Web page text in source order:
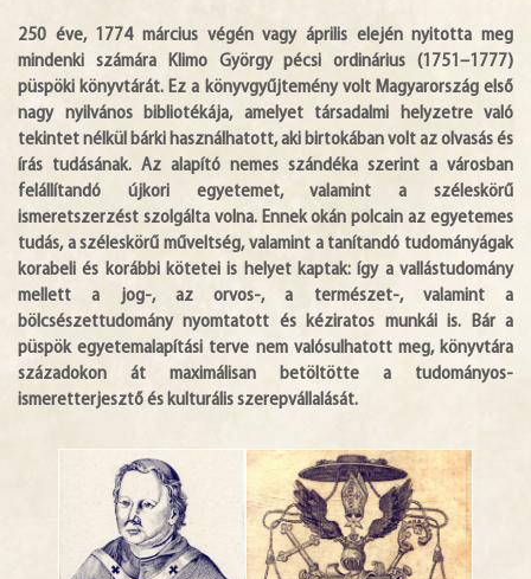
EGYHÁZMEGYE
250 éve, 1774 március végén vagy április elején nyitotta meg
mindenki számára Klimo György pécsi ordinárius (1751–1777)
püspöki könyvtárát. Ez a könyvgyűjtemény volt Magyarország első
nagy nyilvános bibliotékája, amelyet társadalmi helyzetre való
tekintet nélkül bárki használhatott, aki birtokában volt az olvasás és
írás tudásának. Az alapító nemes szándéka szerint a városban
felállítandó újkori egyetemet, valamint a széleskörű
ismeretszerzést szolgálta volna. Ennek okán polcain az egyetemes
tudás, a széleskörű műveltség, valamint a tanítandó tudományágak
korabeli és korábbi kötetei is helyet kaptak: így a vallástudomány
mellett a jog-, az orvos-, a természet-, valamint a
bölcsészettudomány nyomtatott és kéziratos munkái is. Bár a
püspök egyetemalapítási terve nem valósulhatott meg, könyvtára
századokon át maximálisan betöltötte a tudományos-
ismeretterjesztő és kulturális szerepvállalását.